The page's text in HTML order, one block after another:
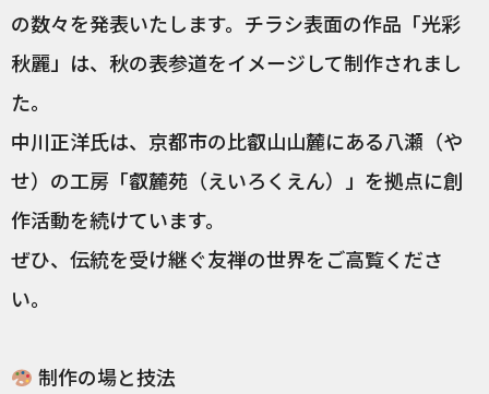
の数々を発表いたします。チラシ表面の作品「光彩
秋麗」は、秋の表参道をイメージして制作されまし
た。
中川正洋氏は、京都市の比叡山山麓にある八瀬（や
せ）の工房「叡麓苑（えいろくえん）」を拠点に創
作活動を続けています。
ぜひ、伝統を受け継ぐ友禅の世界をご高覧くださ
い。
制作の場と技法